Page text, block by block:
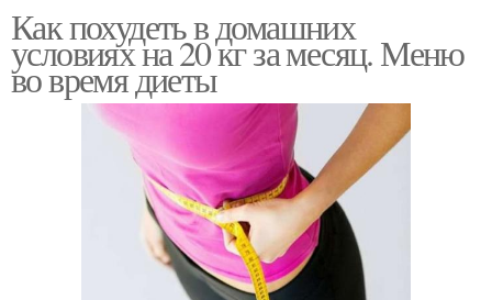
Как похудеть в домашних
условиях на 20 кг за месяц. Меню
во время диеты